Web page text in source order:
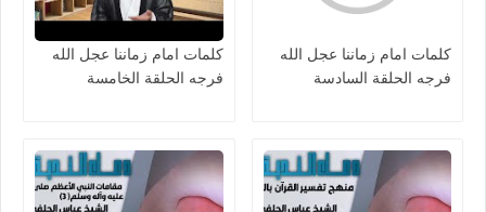
كلمات امام زماننا عجل الله
فرجه الحلقة السادسة
كلمات امام زماننا عجل الله
فرجه الحلقة الخامسة